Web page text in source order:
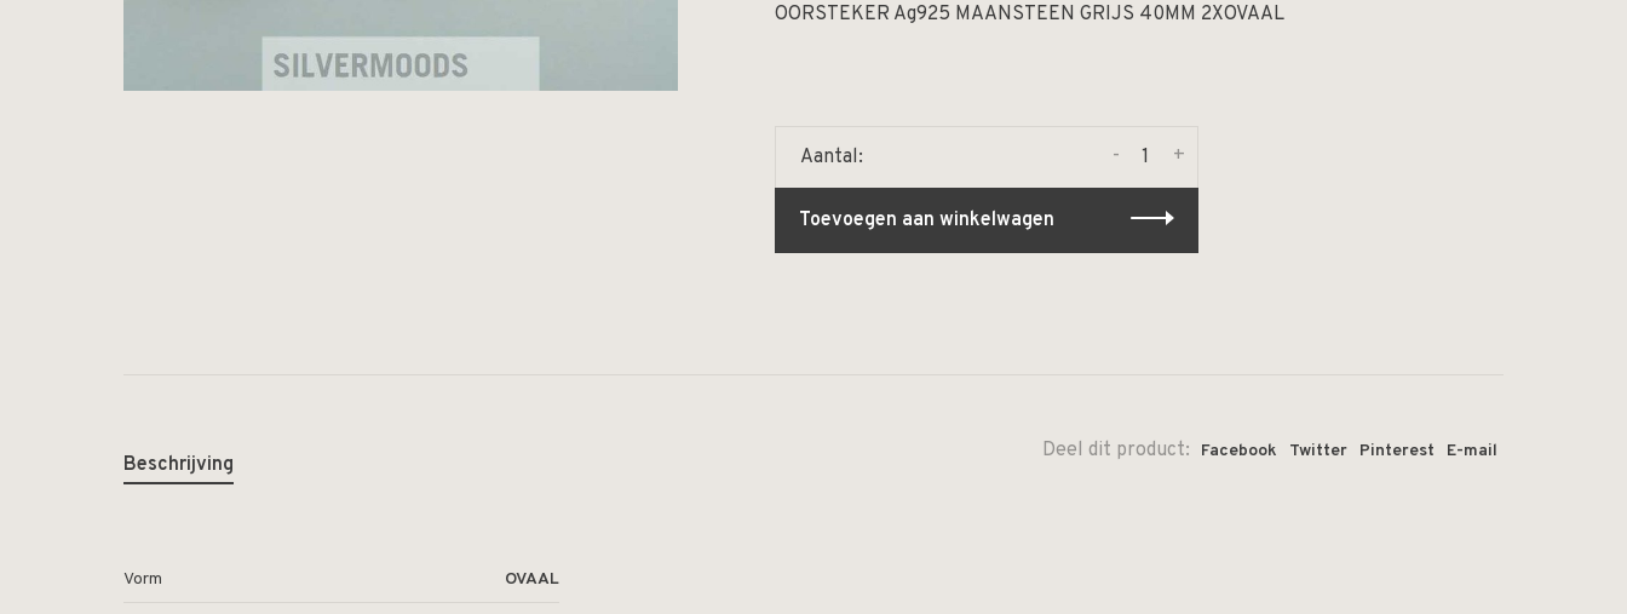
OORSTEKER Ag925 MAANSTEEN GRIJS 40MM 2XOVAAL
Aantal: +
-
Toevoegen aan winkelwagen
Deel dit product: Facebook Twitter Pinterest E-mail
Beschrijving
Vorm OVAAL